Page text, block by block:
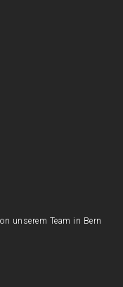
unserem Team in Bern